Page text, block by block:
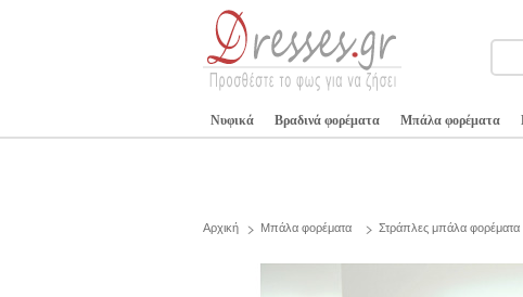
Νυφικά Βραδινά φορέματα Μπάλα φορέματα
Αρχική Μπάλα φορέματα Στράπλες μπάλα φορέματα